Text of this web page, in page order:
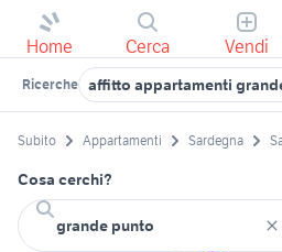
Home Cerca Vendi
Ricerche affitto appartamenti
Subito Appartamenti Sardegna
Cosa cerchi?